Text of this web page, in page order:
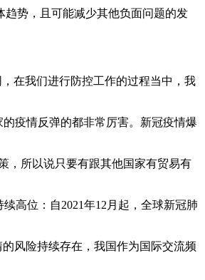
趋势，且可能减少其他负面问题的发
在我们进行防控工作的过程当中，我
疫情反弹的都非常厉害。新冠疫情爆
，所以说只要有跟其他国家有贸易有
高位：自2021年12月起，全球新冠肺
风险持续存在，我国作为国际交流频